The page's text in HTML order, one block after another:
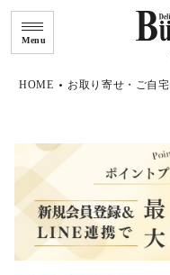
Menu
HOME お取り寄せ・ご自宅